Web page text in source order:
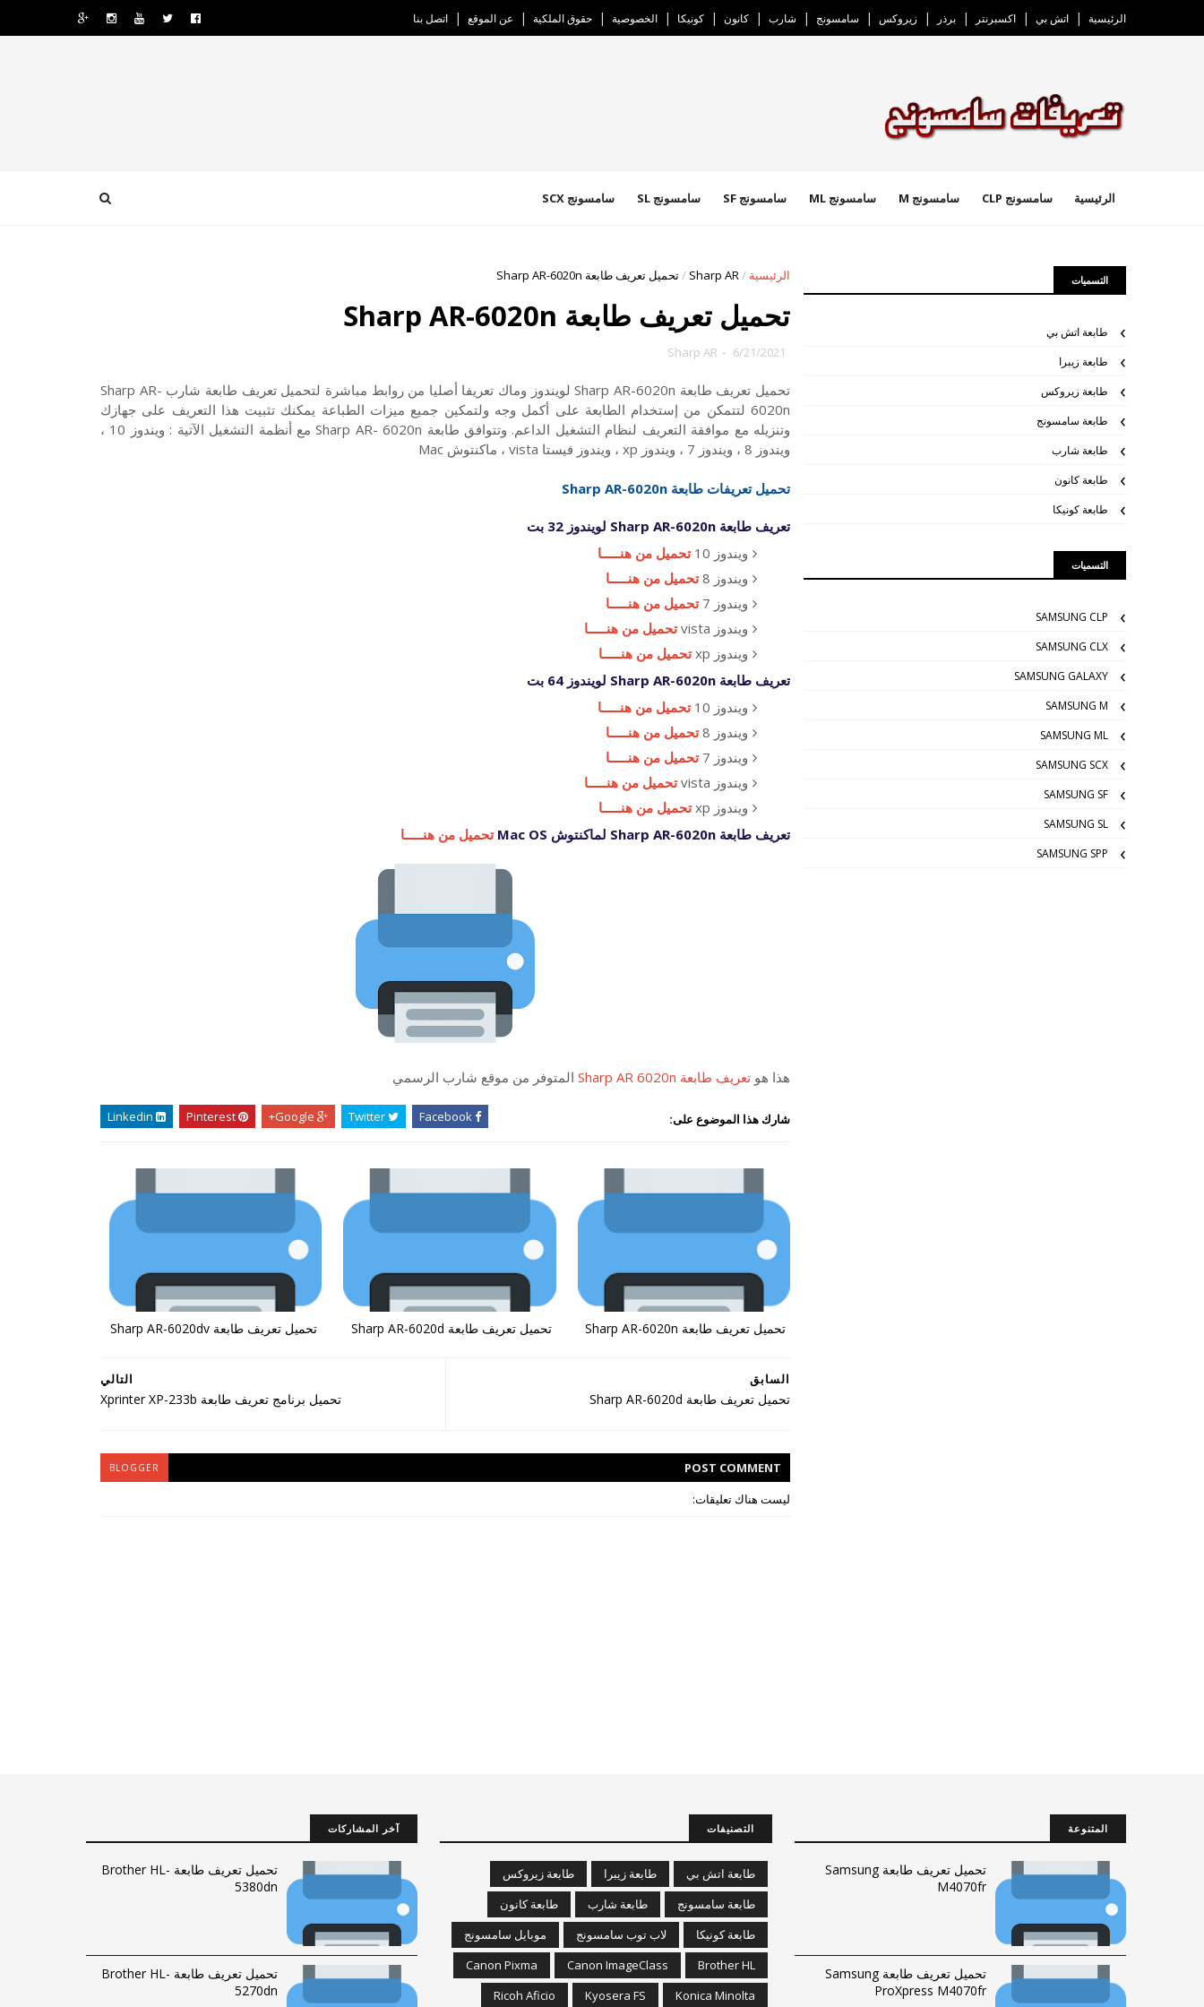
الرئيسية اتش بي اكسبرنتر برذر زيروكس سامسونج شارب كانون كونيكا الخصوصية حقوق الملكية عن الموقع اتصل بنا
الرئيسية سامسونج CLP سامسونج M سامسونج ML سامسونج SF سامسونج SL سامسونج SCX
الرئيسية /
Sharp AR
/تحميل تعريف طابعة Sharp AR-6020n
تحميل تعريف طابعة Sharp AR-6020n
6/21/2021
-
Sharp AR
تحميل تعريف طابعة Sharp AR-6020n لويندوز وماك تعريفا أصليا من روابط مباشرة لتحميل تعريف طابعة شارب Sharp AR-
6020n لتتمكن من إستخدام الطابعة على أكمل وجه ولتمكين جميع ميزات الطباعة يمكنك تثبيت هذا التعريف على جهازك
وتنزيله مع موافقة التعريف لنظام التشغيل الداعم. وتتوافق طابعة Sharp AR- 6020n مع أنظمة التشغيل الآتية : ويندوز 10 ،
ويندوز 8 ، ويندوز 7 ، ويندوز xp ، ويندوز فيستا vista ، ماكنتوش Mac
تحميل تعريفات طابعة Sharp AR-6020n
تعريف طابعة Sharp AR-6020n لويندوز 32 بت
ويندوز 10
تحميل من هنـــــا
ويندوز 8
تحميل من هنـــــا
ويندوز 7
تحميل من هنـــــا
ويندوز vista
تحميل من هنـــــا
ويندوز xp
تحميل من هنـــــا
تعريف طابعة Sharp AR-6020n لويندوز 64 بت
ويندوز 10
تحميل من هنـــــا
ويندوز 8
تحميل من هنـــــا
ويندوز 7
تحميل من هنـــــا
ويندوز vista
تحميل من هنـــــا
ويندوز xp
تحميل من هنـــــا
تعريف طابعة Sharp AR-6020n لماكنتوش Mac OS
تحميل من هنـــــا
هذا هو تعريف طابعة Sharp AR 6020n المتوفر من موقع شارب الرسمي
شارك هذا الموضوع على:
تحميل تعريف طابعة Sharp AR-6020n تحميل تعريف طابعة Sharp AR-6020d تحميل تعريف طابعة Sharp AR-6020dv
التالي
تحميل برنامج تعريف طابعة Xprinter XP-233b
السابق
تحميل تعريف طابعة Sharp AR-6020d
POST COMMENT
BLOGGER
ليست هناك تعليقات:
التسميات
طابعة اتش بي
طابعة زيبرا
طابعة زيروكس
طابعة سامسونج
طابعة شارب
طابعة كانون
طابعة كونيكا
التسميات
SAMSUNG CLP
SAMSUNG CLX
SAMSUNG GALAXY
SAMSUNG M
SAMSUNG ML
SAMSUNG SCX
SAMSUNG SF
SAMSUNG SL
SAMSUNG SPP
المتنوعة
تحميل تعريف طابعة Samsung
M4070fr
تحميل تعريف طابعة Samsung
ProXpress M4070fr
التصنيفات
طابعة اتش بي طابعة زيبرا
طابعة زيروكس
طابعة سامسونج
طابعة شارب
طابعة كانون
طابعة كونيكا
لاب توب سامسونج
موبايل سامسونج
Brother HL
Canon ImageClass
Canon Pixma
Konica Minolta
Kyosera FS
Ricoh Aficio
آخر المشاركات
تحميل تعريف طابعة Brother HL-
5380dn
تحميل تعريف طابعة Brother HL-
5270dn